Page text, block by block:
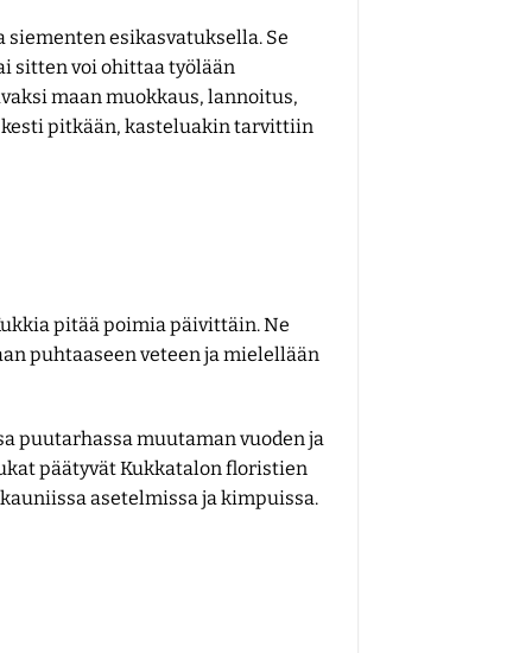
esikasvatuksella. Se
sitten voi ohittaa työlään
maan muokkaus, lannoitus,
kesti pitkään, kasteluakin tarvittiin
pitää poimia päivittäin. Ne
puhtaaseen veteen ja mielellään
puutarhassa muutaman vuoden ja
päätyvät Kukkatalon floristien
asetelmissa ja kimpuissa.